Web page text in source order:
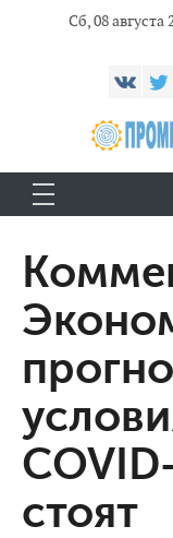
Сб, 08 августа
стоят